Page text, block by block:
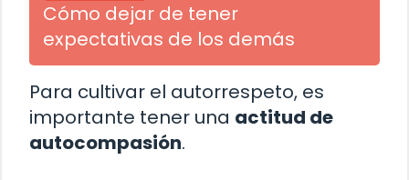
Cómo dejar de tener
expectativas de los demás
Para cultivar el autorrespeto, es
importante tener una actitud de
autocompasión.